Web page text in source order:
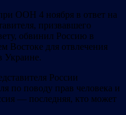
ООН 4 ноября в ответ на
призвавшего
обвинил Россию в
Востоке для отвлечения
Украине.
России
по поводу прав человека и
— последняя, ​​кто может